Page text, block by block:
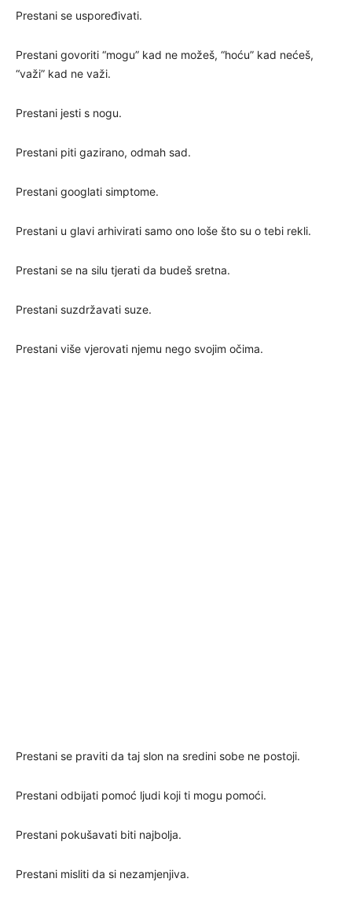
Prestani se uspoređivati.
Prestani govoriti “mogu” kad ne možeš, “hoću” kad nećeš,
“važi” kad ne važi.
Prestani jesti s nogu.
Prestani piti gazirano, odmah sad.
Prestani googlati simptome.
Prestani u glavi arhivirati samo ono loše što su o tebi rekli.
Prestani se na silu tjerati da budeš sretna.
Prestani suzdržavati suze.
Prestani više vjerovati njemu nego svojim očima.
Prestani se praviti da taj slon na sredini sobe ne postoji.
Prestani odbijati pomoć ljudi koji ti mogu pomoći.
Prestani pokušavati biti najbolja.
Prestani misliti da si nezamjenjiva.